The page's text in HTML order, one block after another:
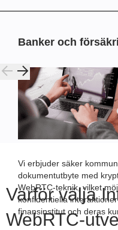
Banker och
Vi erbjuder säker
dokumentutbyte med
WebRTC-teknik, vilket
konfidentiella
finansinstitut och deras
Varför välja
WebRTC-